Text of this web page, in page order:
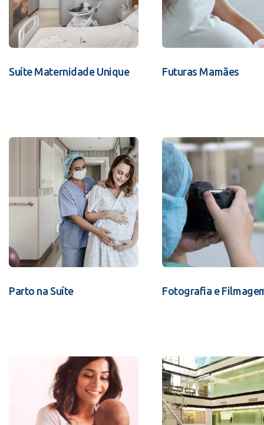
Suíte Maternidade Unique Futuras Mamães
Parto na Suíte Fotografia e